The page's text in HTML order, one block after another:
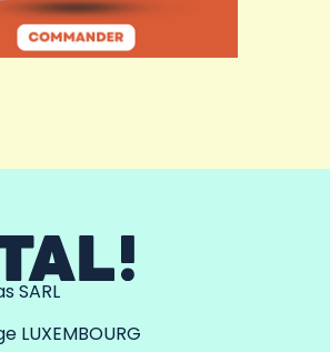
SARL
LUXEMBOURG